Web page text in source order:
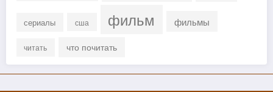
сериалы сша фильм фильмы
читать что почитать